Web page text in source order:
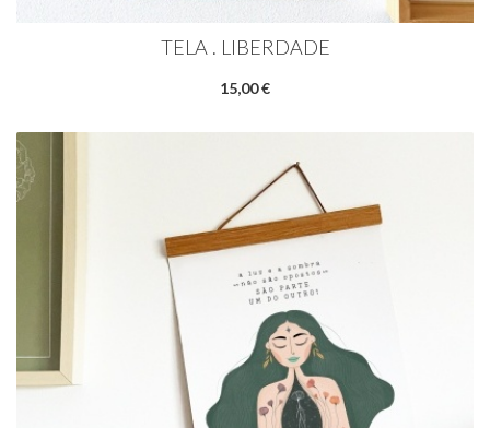
TELA . LIBERDADE
15,00 €